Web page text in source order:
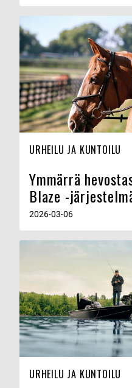
URHEILU JA KUNTOILU
Ymmärrä
Blaze -
2026-03-06
URHEILU JA KUNTOILU